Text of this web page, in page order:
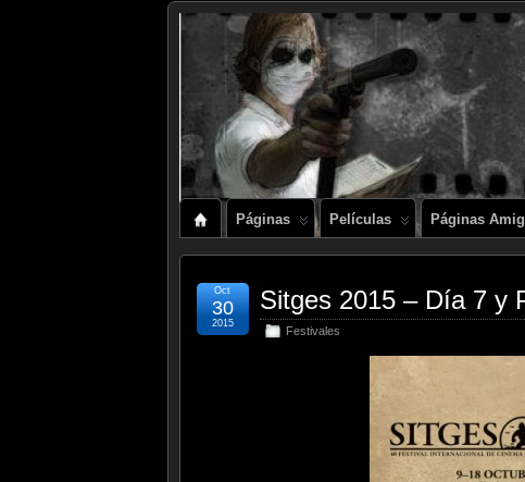
Páginas Películas Páginas
Sitges 2015 – Día 7 y
Festivales
Oct
30
2015